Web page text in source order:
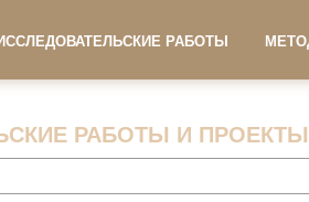
РАБОТЫ
РАБОТЫ И ПРОЕКТЫ